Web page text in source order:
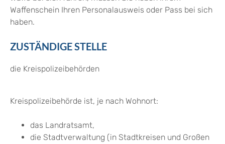
Waffenschein Ihren Personalausweis oder Pass bei sich
haben.
ZUSTÄNDIGE STELLE
die Kreispolizeibehörden
Kreispolizeibehörde ist, je nach Wohnort:
das Landratsamt,
die Stadtverwaltung (in Stadtkreisen und Großen